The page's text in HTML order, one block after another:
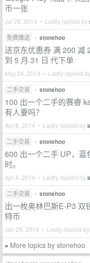
币一张
Jul 28, 2014 • Lastly replied by
免费赠送 • stonehoo
送京东优惠券 满 200 减
到 5 月 31 日 代下单
May 24, 2014 • Lastly replied
二手交易 • stonehoo
100 出一个二手的赛睿
有人要吗？
Apr 8, 2014 • Lastly replied by
二手交易 • stonehoo
600 出一个二手 UP，
时。
Apr 4, 2014 • Lastly replied by
二手交易 • stonehoo
出一枚奥林巴斯E-P3 双
特币
Jan 29, 2014 • Lastly replied by
» More topics by stonehoo